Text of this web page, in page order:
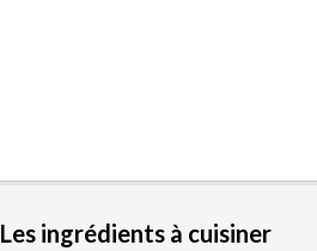
Les ingrédients à cuisiner